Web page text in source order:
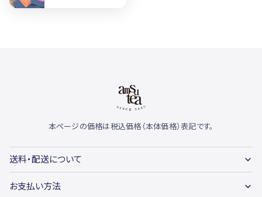
本ページの価格は税込価格（本体価格）表記です。
送料・配送について
お支払い方法